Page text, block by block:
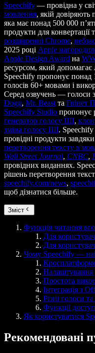
Speechify — провідна у
мовлення, якій довіряють
яка має понад 500 000
продукти для конвертації
розширенні Chrome,
2025 році Apple
Apple Design Award на
ресурсом, який
Speechify пропонує понад
голосів 60+ мовами і
Серед озвучень — голоси
Dogg, Mr. Beast та Гвінет
Speechify Studio пропонує
генератор голосу ШІ,
зміна голосу ШІ.
провідні продукти
перетворення тексту в
Wall Street Journal, CNBC,
провідних виданнях.
рішень перетворення
speechify.com/news,
щоб дізнатися більше.
Зміст
Функція читання
Для
Для
Чому Speechify —
Налаштування
Простота
Інтеграція з
Різні голоси
Функції
Як користуватися
Рекомендовані